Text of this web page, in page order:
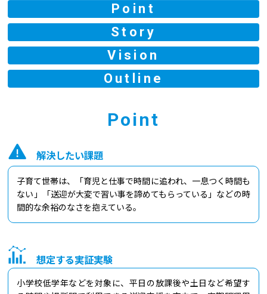
Point
Story
Vision
Outline
Point
解決したい課題
子育て世帯は、「育児と仕事で時間に追われ、一息つく時間も
ない」「送迎が大変で習い事を諦めてもらっている」などの時
間的な余裕のなさを抱えている。
想定する実証実験
小学校低学年などを対象に、平日の放課後や土日など希望す